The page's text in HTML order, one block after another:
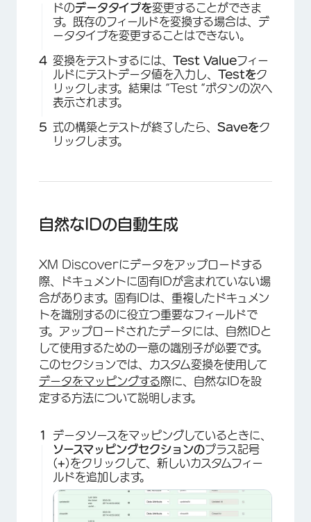
ドのデータタイプを変更することができま
す。既存のフィールドを変換する場合は、デ
ータタイプを変更することはできない。
変換をテストするには、 Test Valueフィー
ルドにテストデータ値を入力し、 Testをク
リックします。結果は “Test “ボタンの次へ
表示されます。
式の構築とテストが終了したら、 Saveをク
リックします。
自然なIDの自動生成
XM Discoverにデータをアップロードする
際、ドキュメントに固有IDが含まれていない場
合があります。固有IDは、重複したドキュメン
トを識別するのに役立つ重要なフィールドで
す。アップロードされたデータには、自然IDと
して使用するための一意の識別子が必要です。
このセクションでは、カスタム変換を使用して
データをマッピングする際に、自然なIDを設
定する方法について説明します。
データソースをマッピングしているときに、
ソースマッピングセクションのプラス記号
(+)をクリックして、新しいカスタムフィー
ルドを追加します。